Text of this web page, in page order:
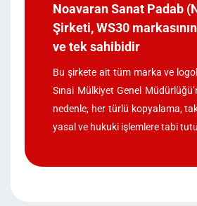
Noavaran Sanat Padab
Şirketi, WS30 markasının
ve tek sahibidir
Bu şirkete ait tüm marka ve
Sınai Mülkiyet Genel
nedenle, her türlü kopyalama,
yasal ve hukuki işlemlere tabi